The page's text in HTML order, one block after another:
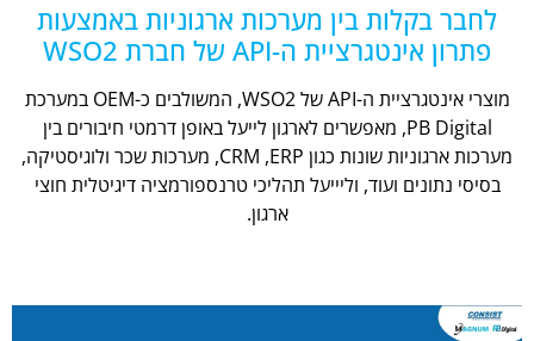
לחבר בקלות בין מערכות ארגוניות באמצעות
פתרון אינטגרציית ה-API של חברת WSO2
מוצרי אינטגרציית ה-API של WSO2, המשולבים כ-OEM במערכת
PB Digital, מאפשרים לארגון לייעל באופן דרמטי חיבורים בין
מערכות ארגוניות שונות כגון CRM ,ERP, מערכות שכר ולוגיסטיקה,
בסיסי נתונים ועוד, וליייעל תהליכי טרנספורמציה דיגיטלית חוצי
ארגון.